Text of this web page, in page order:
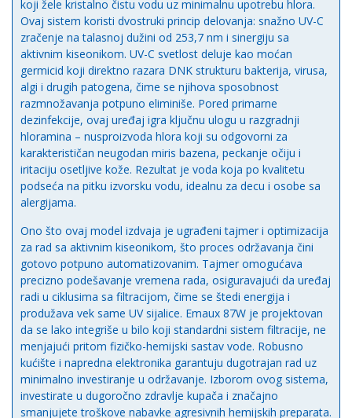
koji žele kristalno čistu vodu uz minimalnu upotrebu hlora.
Ovaj sistem koristi dvostruki princip delovanja: snažno UV-C
zračenje na talasnoj dužini od 253,7 nm i sinergiju sa
aktivnim kiseonikom. UV-C svetlost deluje kao moćan
germicid koji direktno razara DNK strukturu bakterija, virusa,
algi i drugih patogena, čime se njihova sposobnost
razmnožavanja potpuno eliminiše. Pored primarne
dezinfekcije, ovaj uređaj igra ključnu ulogu u razgradnji
hloramina – nusproizvoda hlora koji su odgovorni za
karakterističan neugodan miris bazena, peckanje očiju i
iritaciju osetljive kože. Rezultat je voda koja po kvalitetu
podseća na pitku izvorsku vodu, idealnu za decu i osobe sa
alergijama.
Ono što ovaj model izdvaja je ugrađeni tajmer i optimizacija
za rad sa aktivnim kiseonikom, što proces održavanja čini
gotovo potpuno automatizovanim. Tajmer omogućava
precizno podešavanje vremena rada, osiguravajući da uređaj
radi u ciklusima sa filtracijom, čime se štedi energija i
produžava vek same UV sijalice. Emaux 87W je projektovan
da se lako integriše u bilo koji standardni sistem filtracije, ne
menjajući pritom fizičko-hemijski sastav vode. Robusno
kućište i napredna elektronika garantuju dugotrajan rad uz
minimalno investiranje u održavanje. Izborom ovog sistema,
investirate u dugoročno zdravlje kupača i značajno
smanjujete troškove nabavke agresivnih hemijskih preparata.